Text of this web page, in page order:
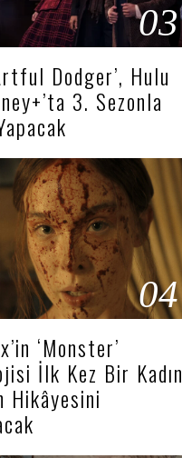
03
Dodger’, Hulu
3. Sezonla
04
‘Monster’
İlk Kez Bir Kadın
Hikâyesini